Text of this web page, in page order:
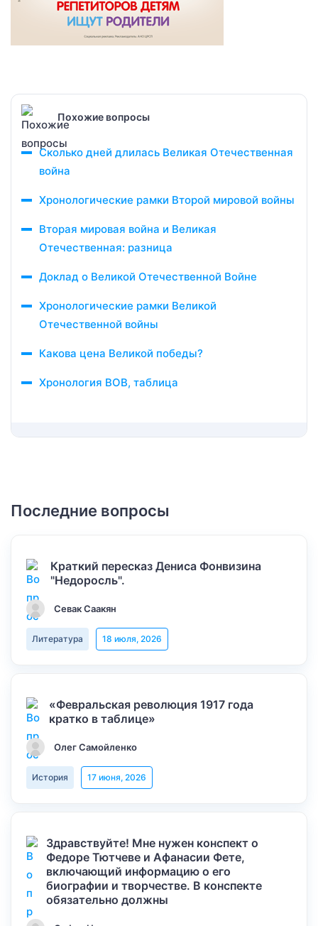
Похожие вопросы
Сколько дней длилась Великая Отечественная
война
Хронологические рамки Второй мировой войны
Вторая мировая война и Великая
Отечественная: разница
Доклад о Великой Отечественной Войне
Хронологические рамки Великой
Отечественной войны
Какова цена Великой победы?
Хронология ВОВ, таблица
Последние вопросы
Краткий пересказ Дениса Фонвизина
"Недоросль".
Севак Саакян
Литература 18 июля, 2026
«Февральская революция 1917 года
кратко в таблице»
Олег Самойленко
История 17 июня, 2026
Здравствуйте! Мне нужен конспект о
Федоре Тютчеве и Афанасии Фете,
включающий информацию о его
биографии и творчестве. В конспекте
обязательно должны